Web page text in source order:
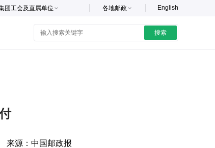
English
各地邮政
团工会及直属单位
搜索
来源： 中国邮政报